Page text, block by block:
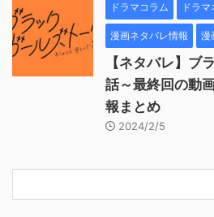
ドラマコラム ドラ
漫画ネタバレ情報 漫
【ネタバレ】ブ
話～最終回の動
報まとめ
2024/2/5